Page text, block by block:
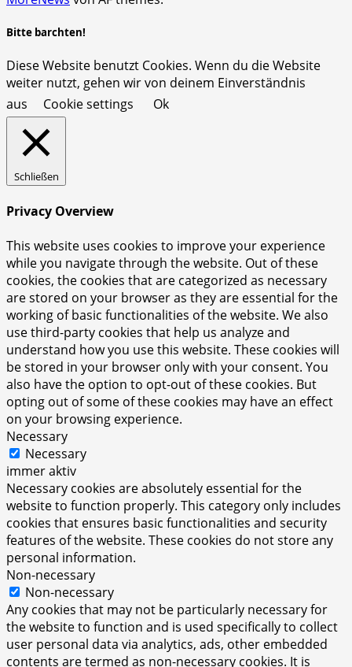
Bitte barchten!
Diese Website benutzt Cookies. Wenn du die Website
weiter nutzt, gehen wir von deinem Einverständnis
aus
Cookie settings Ok
Schließen
Privacy Overview
This website uses cookies to improve your experience
while you navigate through the website. Out of these
cookies, the cookies that are categorized as necessary
are stored on your browser as they are essential for the
working of basic functionalities of the website. We also
use third-party cookies that help us analyze and
understand how you use this website. These cookies will
be stored in your browser only with your consent. You
also have the option to opt-out of these cookies. But
opting out of some of these cookies may have an effect
on your browsing experience.
Necessary
Necessary
immer aktiv
Necessary cookies are absolutely essential for the
website to function properly. This category only includes
cookies that ensures basic functionalities and security
features of the website. These cookies do not store any
personal information.
Non-necessary
Non-necessary
Any cookies that may not be particularly necessary for
the website to function and is used specifically to collect
user personal data via analytics, ads, other embedded
contents are termed as non-necessary cookies. It is